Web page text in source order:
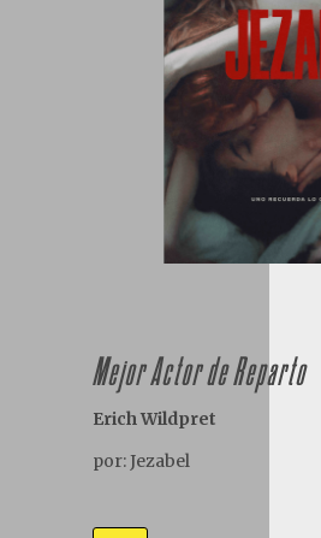
Mejor Actor de Reparto
Erich Wildpret
por: Jezabel